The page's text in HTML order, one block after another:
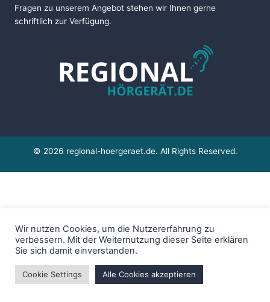
Fragen zu unserem Angebot stehen wir Ihnen gerne
schriftlich zur Verfügung.
© 2026 regional-hoergeraet.de. All Rights Reserved.
Wir nutzen Cookies, um die Nutzererfahrung zu
verbessern. Mit der Weiternutzung dieser Seite erklären
Sie sich damit einverstanden.
Cookie Settings Alle Cookies akzeptieren